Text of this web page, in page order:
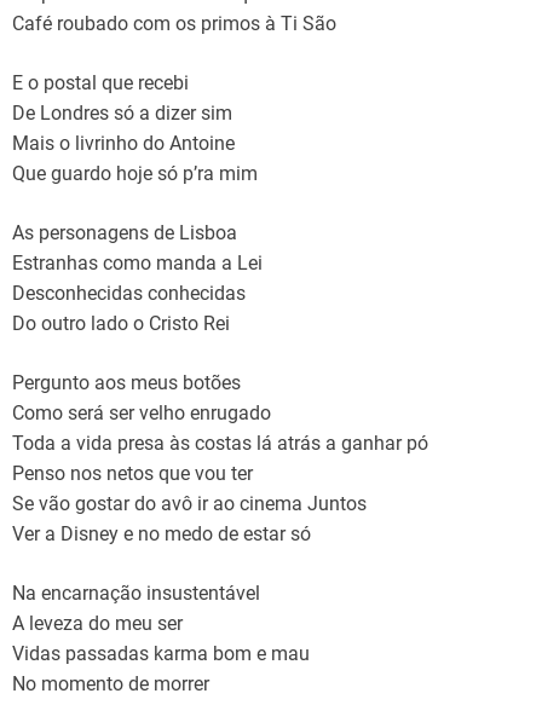
Café roubado com os primos à Ti São
E o postal que recebi
De Londres só a dizer sim
Mais o livrinho do Antoine
Que guardo hoje só p’ra mim
As personagens de Lisboa
Estranhas como manda a Lei
Desconhecidas conhecidas
Do outro lado o Cristo Rei
Pergunto aos meus botões
Como será ser velho enrugado
Toda a vida presa às costas lá atrás a ganhar pó
Penso nos netos que vou ter
Se vão gostar do avô ir ao cinema Juntos
Ver a Disney e no medo de estar só
Na encarnação insustentável
A leveza do meu ser
Vidas passadas karma bom e mau
No momento de morrer